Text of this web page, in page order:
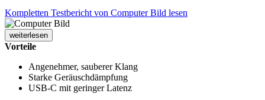
Kompletten Testbericht von Computer Bild lesen
weiterlesen
Vorteile
Angenehmer, sauberer Klang
Starke Geräuschdämpfung
USB-C mit geringer Latenz